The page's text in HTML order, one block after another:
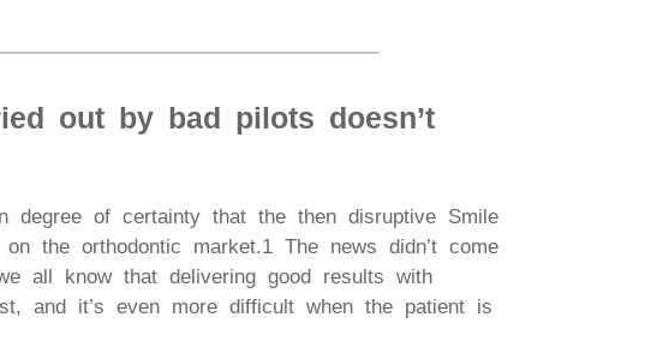
out by bad pilots doesn’t
degree of certainty that the then disruptive Smile
the orthodontic market.1 The news didn’t come
all know that delivering good results with
and it’s even more difficult when the patient is